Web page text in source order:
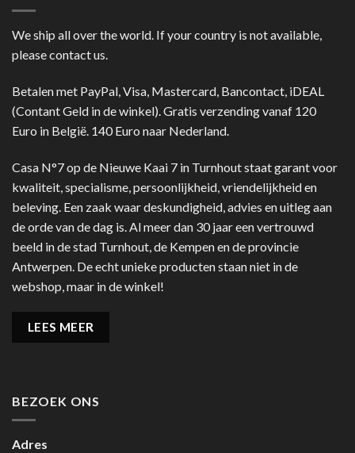
We ship all over the world. If your country is not available,
please contact us.
Betalen met PayPal, Visa, Mastercard, Bancontact, iDEAL
(Contant Geld in de winkel). Gratis verzending vanaf 120
Euro in België. 140 Euro naar Nederland.
Casa N°7 op de Nieuwe Kaai 7 in Turnhout staat garant voor
kwaliteit, specialisme, persoonlijkheid, vriendelijkheid en
beleving. Een zaak waar deskundigheid, advies en uitleg aan
de orde van de dag is. Al meer dan 30 jaar een vertrouwd
beeld in de stad Turnhout, de Kempen en de provincie
Antwerpen. De echt unieke producten staan niet in de
webshop, maar in de winkel!
LEES MEER
BEZOEK ONS
Adres